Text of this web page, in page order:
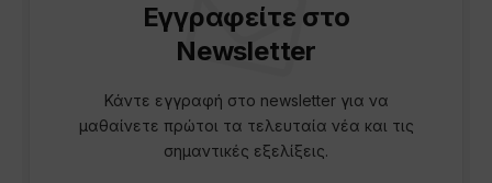
Εγγραφείτε στο
Newsletter
Κάντε εγγραφή στο newsletter για να
μαθαίνετε πρώτοι τα τελευταία νέα και τις
σημαντικές εξελίξεις.